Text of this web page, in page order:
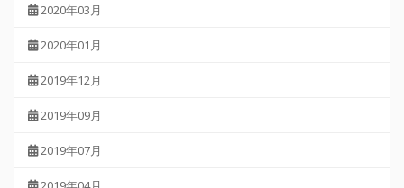
2020年03月
2020年01月
2019年12月
2019年09月
2019年07月